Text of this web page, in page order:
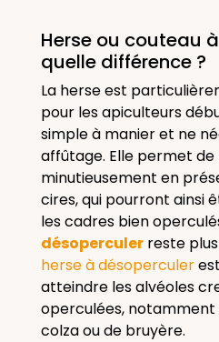
Herse ou couteau
quelle différence ?
La herse est
pour les apiculteurs
simple à manier et ne
affûtage. Elle permet
minutieusement en
cires, qui pourront ainsi
les cadres bien
désoperculer reste
herse à désoperculer
atteindre les alvéoles
operculées, notamment
colza ou de bruyère.